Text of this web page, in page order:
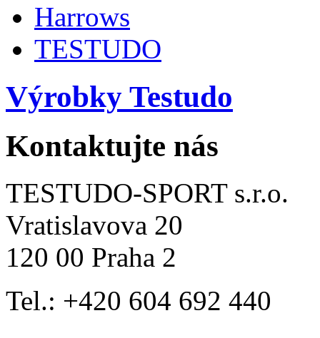
Harrows
TESTUDO
Výrobky Testudo
Kontaktujte nás
TESTUDO-SPORT s.r.o.
Vratislavova 20
120 00 Praha 2
Tel.: +420 604 692 440